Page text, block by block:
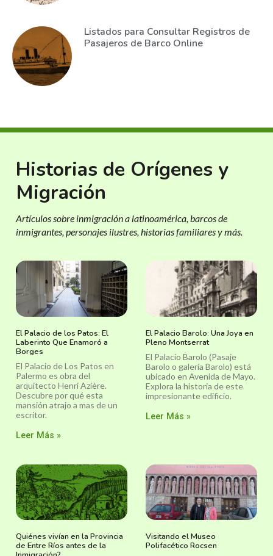
Listados para Consultar Registros de
Pasajeros de Barco Online
Historias de Orígenes y
Migración
Artículos sobre inmigración a latinoamérica, barcos de
inmigrantes, personajes ilustres, historias familiares y más.
El Palacio de los Patos: El
Laberinto Que Enamoró a
Borges
El Palacio de Los Patos en
Palermo es obra del
arquitecto Henri Azière.
Descubre por qué esta
mansión atrajo a mas de un
escritor.
Leer Más »
El Palacio Barolo: Una Joya en
Pleno Montserrat
El Palacio Barolo (Pasaje
Barolo o galería Barolo) está
ubicado en Avenida de Mayo.
Explora la historia de este
impresionante edificio.
Leer Más »
Quiénes vivían en la Provincia
de Entre Ríos antes de la
Visitando el Museo
Polifacético Rocsen